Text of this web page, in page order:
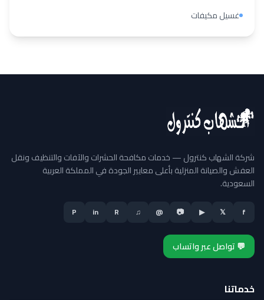
غسيل مكيفات
شركة الشهاب كنترول — خدمات مكافحة الحشرات والآفات والتنظيف ونقل
العفش والصيانة المنزلية بأعلى معايير الجودة في المملكة العربية
السعودية.
f
𝕏
▶
📷
@
♫
R
in
P
💬 تواصل عبر واتساب
خدماتنا